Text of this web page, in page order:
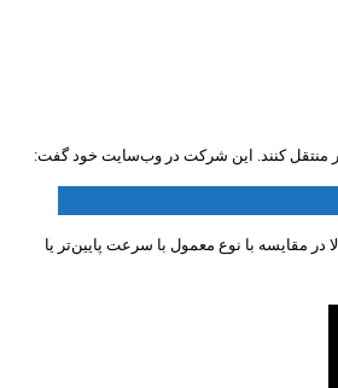
مقایسه با نوع معمول با سرعت پایین‌تر یا